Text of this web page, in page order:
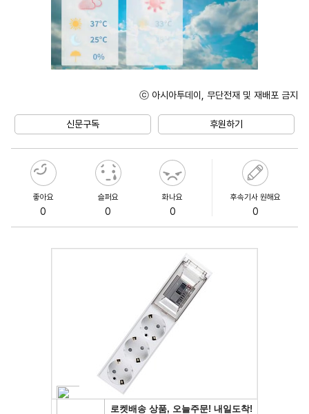
ⓒ 아시아투데이, 무단전재 및 재배포 금지
신문구독 후원하기
좋아요
0
슬퍼요
0
화나요
0
후속기사 원해요
0